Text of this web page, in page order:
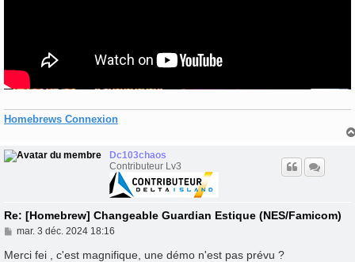
Homebrews Connexion
Dc103chaos
Contributeur Lv3
Re: [Homebrew] Changeable Guardian Estique (NES/Famicom)
M
s
mar. 3 déc. 2024 18:16
Merci fei , c'est magnifique, une démo n'est pas prévu ?